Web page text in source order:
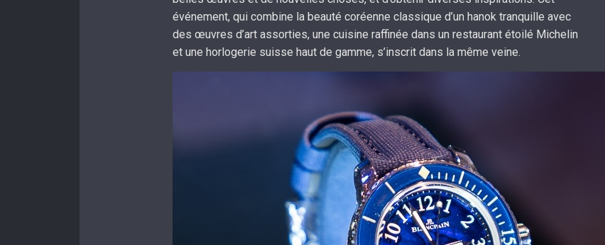
événement, qui combine la beauté coréenne classique d’un hanok tranquille avec
des œuvres d’art assorties, une cuisine raffinée dans un restaurant étoilé Michelin
et une horlogerie suisse haut de gamme, s’inscrit dans la même veine.